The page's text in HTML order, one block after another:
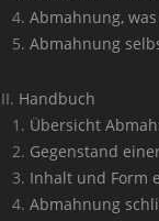
Abmahnung,
Abmahnung
Handbuch
Übersicht
Gegenstand
Inhalt und Form
Abmahnung